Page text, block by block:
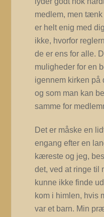
medlem, men
er helt enig med
ikke, hvorfor
de er ens for alle.
muligheder for en
igennem kirken på
og som man kan
samme for
Det er måske en
engang efter en
kæreste og jeg,
det, ved at ringe til
kunne ikke finde
kom i himlen, hvis
var et barn. Min